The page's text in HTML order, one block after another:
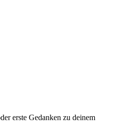
erste Gedanken zu deinem